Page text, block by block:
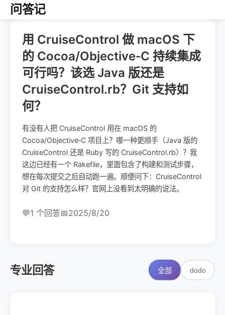
问答记
用 CruiseControl 做 macOS 下
的 Cocoa/Objective‑C 持续集成
可行吗？该选 Java 版还是
CruiseControl.rb？Git 支持如
何？
有没有人把 CruiseControl 用在 macOS 的
Cocoa/Objective‑C 项目上？哪一种更顺手（Java 版的
CruiseControl 还是 Ruby 写的 CruiseControl.rb）？我
这边已经有一个 Rakefile，里面包含了构建和测试步骤，
想在每次提交之后自动跑一遍。顺便问下：CruiseControl
对 Git 的支持怎么样？官网上没看到太明确的说法。
💬1 个回答📅2025/8/20
专业回答 全部 dodo